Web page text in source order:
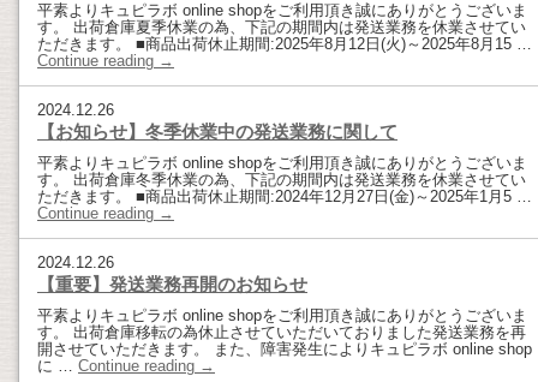
平素よりキュピラボ online shopをご利用頂き誠にありがとうございま
す。 出荷倉庫夏季休業の為、下記の期間内は発送業務を休業させてい
ただきます。 ■商品出荷休止期間:2025年8月12日(火)～2025年8月15 …
Continue reading →
2024.12.26
【お知らせ】冬季休業中の発送業務に関して
平素よりキュピラボ online shopをご利用頂き誠にありがとうございま
す。 出荷倉庫冬季休業の為、下記の期間内は発送業務を休業させてい
ただきます。 ■商品出荷休止期間:2024年12月27日(金)～2025年1月5 …
Continue reading →
2024.12.26
【重要】発送業務再開のお知らせ
平素よりキュピラボ online shopをご利用頂き誠にありがとうございま
す。 出荷倉庫移転の為休止させていただいておりました発送業務を再
開させていただきます。 また、障害発生によりキュピラボ online shop
に … Continue reading →